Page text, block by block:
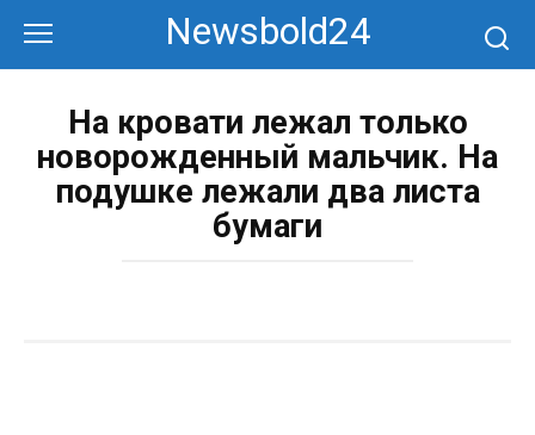
контенту
Newsbold24
На кровати лежал только
новорожденный мальчик. На
подушке лежали два листа
бумаги